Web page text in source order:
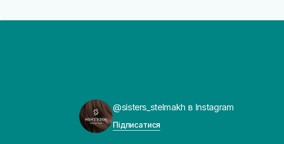
@sisters_stelmakh в Instagram
Підписатися